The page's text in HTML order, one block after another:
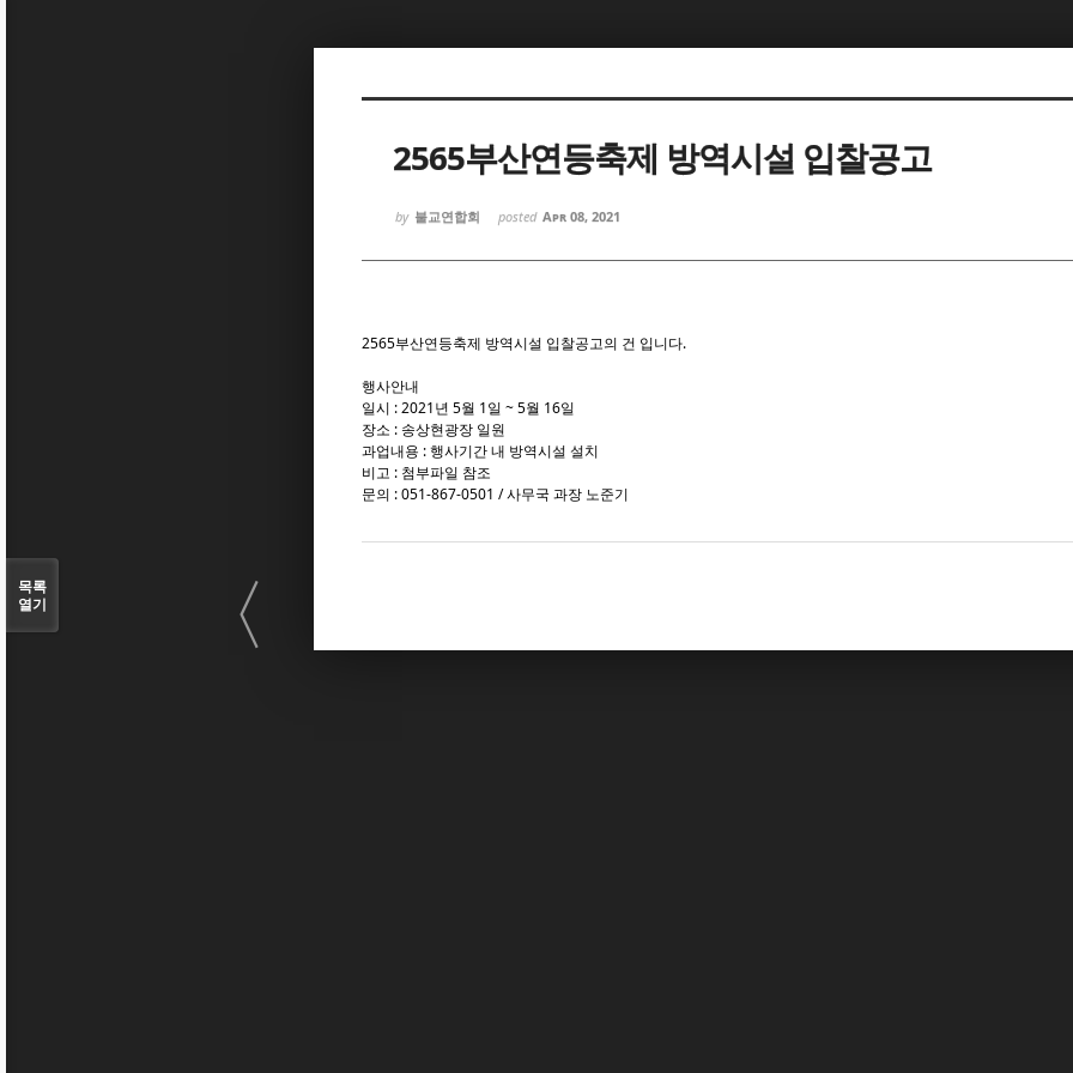
2565부산연등축제 방역시설 입찰공고
by 불교연합회 posted Apr 08, 2021
2565부산연등축제 방역시설 입찰공고의 건 입니다.
행사안내
일시 : 2021년 5월 1일 ~ 5월 16일
장소 : 송상현광장 일원
과업내용 : 행사기간 내 방역시설 설치
비고 : 첨부파일 참조
문의 : 051-867-0501 / 사무국 과장 노준기
〈
목록
열기
Sketchbook5, 스케치북5
Sketchbook5, 스케치북5